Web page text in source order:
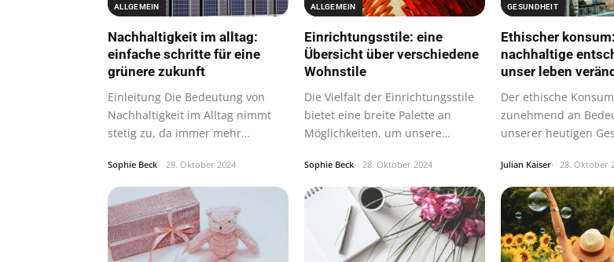
ALLGEMEIN
Nachhaltigkeit im alltag:
einfache schritte für eine
grünere zukunft
Einleitung Die Bedeutung von
Nachhaltigkeit im Alltag nimmt
stetig zu, da immer mehr
Sophie Beck 28. Oktober 2024
ALLGEMEIN
Einrichtungsstile: eine
Übersicht über verschiedene
Wohnstile
Die Vielfalt der Einrichtungsstile
bietet eine breite Palette an
Möglichkeiten, um unsere
Sophie Beck 28. Oktober 2024
GESUNDHEIT
Ethischer
nachhaltige
unser leben
Der ethische
zunehmend an
unserer heutigen
Julian Kaiser 28. Oktober